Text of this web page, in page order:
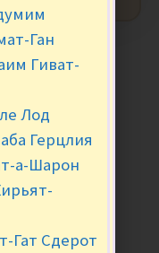
Ган
Гиват-
Лод
Герцлия
а-Шарон
Гат Сдерот